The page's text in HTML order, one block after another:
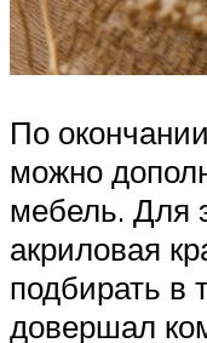
По
можно
мебель. Для
акриловая
подбирать в
довершал